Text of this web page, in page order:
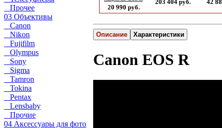
Прочее
03 Объективы
Canon
Nikon
Fujifilm
Olympus
Sony
Sigma
Tamron
Tokina
Pentax
Lensbaby
Прочие
04 Аксессуары для фото
20 990 руб.
203 404 руб. 42
Описание Характеристики
Canon EOS R